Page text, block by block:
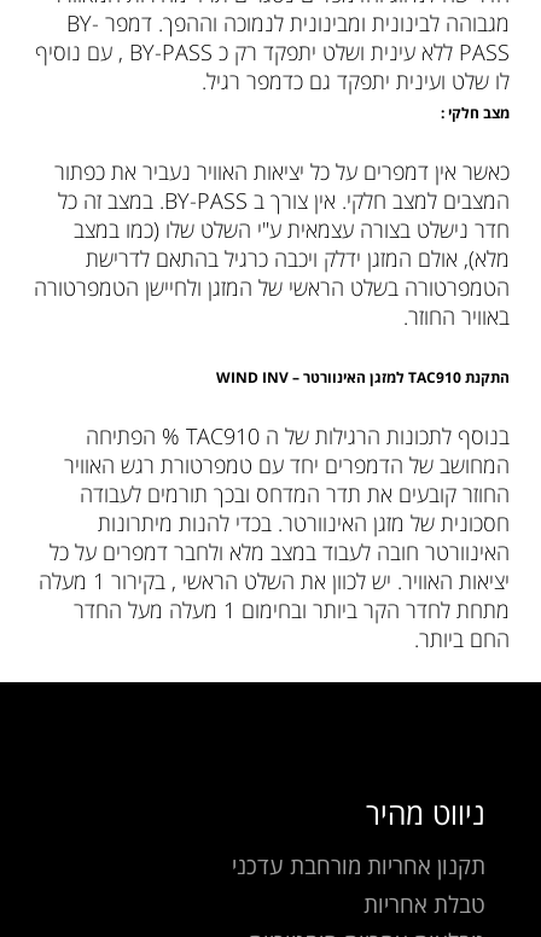
מגבוהה לבינונית ומבינונית לנמוכה וההפך. דמפר BY-
PASS ללא עינית ושלט יתפקד רק כ BY-PASS , עם נוסיף
לו שלט ועינית יתפקד גם כדמפר רגיל.
מצב חלקי :
כאשר אין דמפרים על כל יציאות האוויר נעביר את כפתור
המצבים למצב חלקי. אין צורך ב BY-PASS. במצב זה כל
חדר נישלט בצורה עצמאית ע"י השלט שלו (כמו במצב
מלא), אולם המזגן ידלק ויכבה כרגיל בהתאם לדרישת
הטמפרטורה בשלט הראשי של המזגן ולחיישן הטמפרטורה
באוויר החוזר.
התקנתTAC910למזגן האינוורטר –WIND INV
בנוסף לתכונות הרגילות של ה TAC910 % הפתיחה
המחושב של הדמפרים יחד עם טמפרטורת רגש האוויר
החוזר קובעים את תדר המדחס ובכך תורמים לעבודה
חסכונית של מזגן האינוורטר. בכדי להנות מיתרונות
האינוורטר חובה לעבוד במצב מלא ולחבר דמפרים על כל
יציאות האוויר. יש לכוון את השלט הראשי , בקירור 1 מעלה
מתחת לחדר הקר ביותר ובחימום 1 מעלה מעל החדר
החם ביותר.
ניווט מהיר
תקנון אחריות מורחבת עדכני
טבלת אחריות